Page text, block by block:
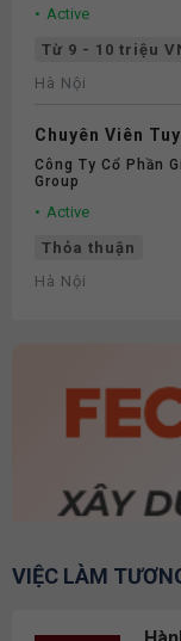
Active
Từ 9 - 10 triệu
Hà Nội
Chuyên Viên
Công Ty Cổ Phần
Group
Active
Thỏa thuận
Hà Nội
VIỆC LÀM